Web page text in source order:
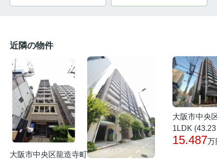
近隣の物件
大阪市中央区龍造寺町
大阪市中央
1LDK
15.487万